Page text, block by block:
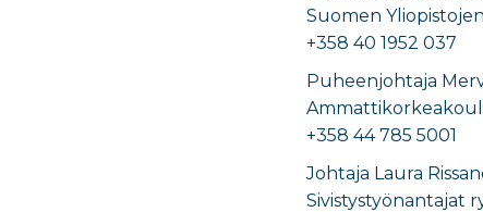
Suomen
+358 40 1952 037
Puheenjohtaja
+358 44 785 5001
Johtaja Laura
Sivistystyönantajat